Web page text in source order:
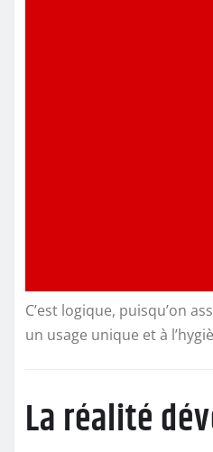
C’est logique, puisqu’on
un usage unique et à
La réalité